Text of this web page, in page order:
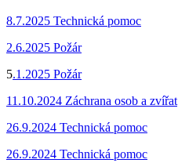
8.7.2025 Technická pomoc
2.6.2025 Požár
5.1.2025 Požár
11.10.2024 Záchrana osob a zvířat
26.9.2024 Technická pomoc
26.9.2024 Technická pomoc